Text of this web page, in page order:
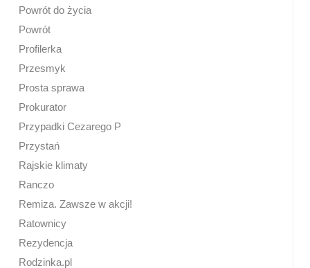
Powrót do życia
Powrót
Profilerka
Przesmyk
Prosta sprawa
Prokurator
Przypadki Cezarego P
Przystań
Rajskie klimaty
Ranczo
Remiza. Zawsze w akcji!
Ratownicy
Rezydencja
Rodzinka.pl